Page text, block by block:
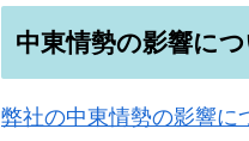
中東情勢の影響に
弊社の中東情勢の影響に